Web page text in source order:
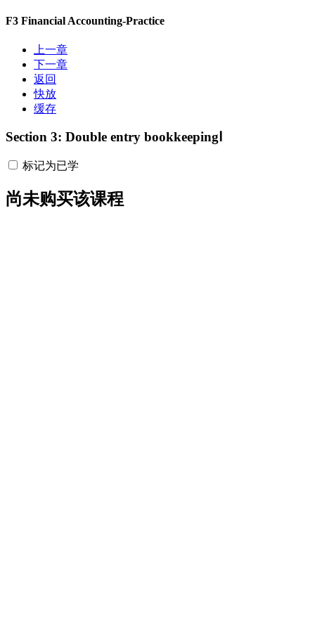
F3 Financial Accounting-Practice
上一章
下一章
返回
快放
缓存
Section 3: Double entry bookkeepingⅠ
标记为已学
尚未购买该课程